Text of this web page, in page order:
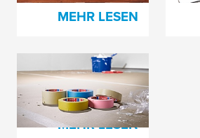
MEHR LESEN
Das richtige
Klebeband wählen
MEHR LESEN